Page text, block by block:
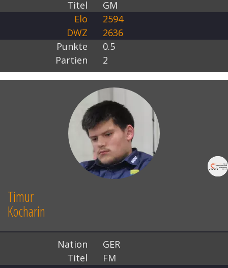
Titel
GM
Elo
2594
DWZ
2636
Punkte
0.5
Partien
2
Timur
Kocharin
Nation
GER
Titel
FM